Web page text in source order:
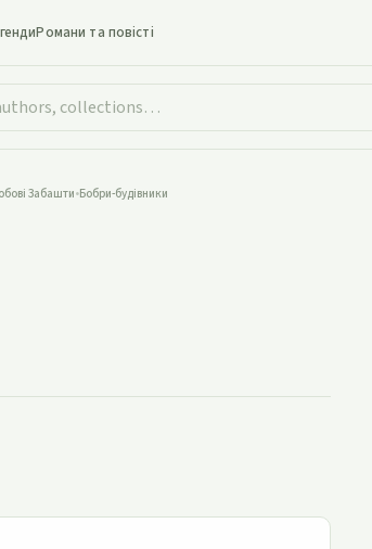
Романи та повісті
Забашти•Бобри-будівники